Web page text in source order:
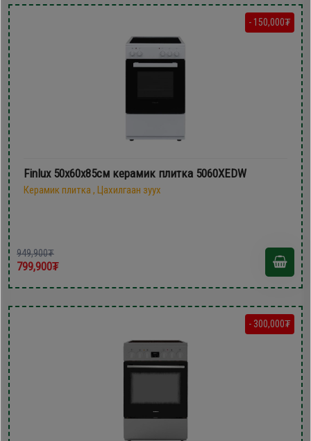
- 150,000₮
Finlux 50х60х85см керамик плитка 5060XEDW
Керамик плитка , Цахилгаан зуух
949,900₮
799,900₮
- 300,000₮